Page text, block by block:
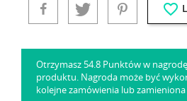
favorite_border
Otrzymasz 54.8 Punktów w
produktu. Nagroda może być
kolejne zamówienia lub